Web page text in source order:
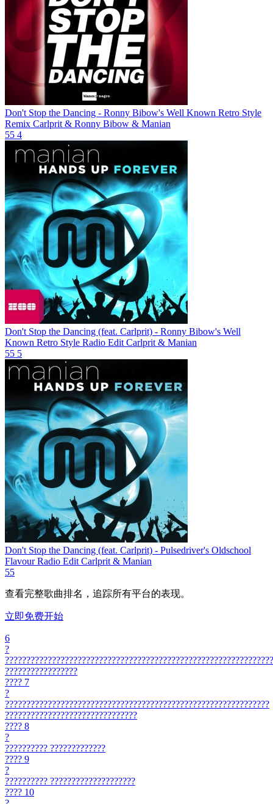
Don't Stop the Dancing - Ronny Bibow's Well Known Retro Style
Remix Carlprit & Ronny Bibow & Manian
55 4
Don't Stop the Dancing (feat. Carlprit) - Ronny Bibow's Well
Known Retro Style Radio Edit Carlprit & Manian
55 5
Don't Stop the Dancing (feat. Carlprit) - Pulsedriver's Oldschool
Flavour Radio Edit Carlprit & Manian
55
查看完整歌曲排名，追踪所有平台的表现。
立即免费开始
6
?
?????????????????
???? 7
?
??????????????????????????????????????????????????????????????
???????????????????????????????
???? 8
?
?????????? ?????????????
???? 9
?
?????????? ????????????????????
???? 10